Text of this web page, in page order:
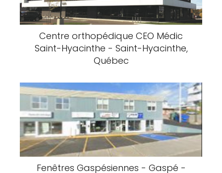
Centre orthopédique CEO Médic
Saint-Hyacinthe - Saint-Hyacinthe,
Québec
Fenêtres Gaspésiennes - Gaspé -